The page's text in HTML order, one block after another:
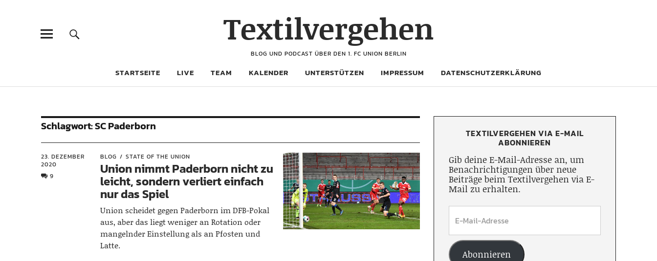
Textilvergehen
BLOG UND PODCAST ÜBER DEN 1. FC UNION BERLIN
STARTSEITE LIVE TEAM KALENDER UNTERSTÜTZEN IMPRESSUM DATENSCHUTZERKLÄRUNG
Schlagwort:SC Paderborn
23. DEZEMBER
2020
9
BLOG STATE OF THE UNION
Union nimmt Paderborn nicht zu
leicht, sondern verliert einfach
nur das Spiel
Union scheidet gegen Paderborn im DFB-Pokal
aus, aber das liegt weniger an Rotation oder
mangelnder Einstellung als an Pfosten und
Latte.
TEXTILVERGEHEN VIA E-MAIL
ABONNIEREN
Gib deine E-Mail-Adresse an, um
Benachrichtigungen über neue
Beiträge beim Textilvergehen via E-
Mail zu erhalten.
Abonnieren